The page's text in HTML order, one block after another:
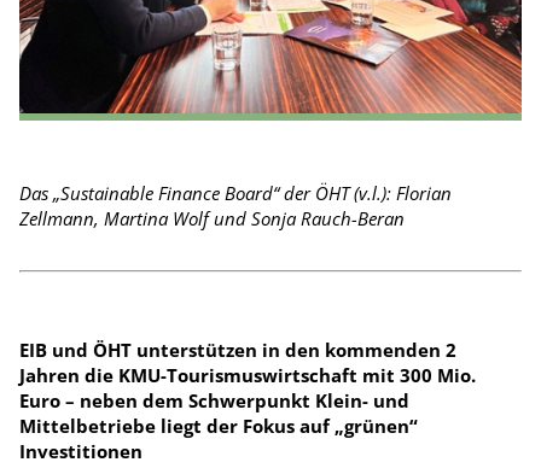
Das „Sustainable Finance Board“ der ÖHT (v.l.): Florian
Zellmann, Martina Wolf und Sonja Rauch-Beran
EIB und ÖHT unterstützen in den kommenden 2
Jahren die KMU-Tourismuswirtschaft mit 300 Mio.
Euro – neben dem Schwerpunkt Klein- und
Mittelbetriebe liegt der Fokus auf „grünen“
Investitionen